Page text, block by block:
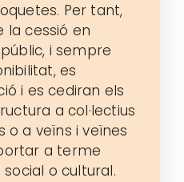
Per tant,
la cessió en
i sempre
es
i es cediran els
a col·lectius
o a veïns i veïnes
a terme
o cultural.